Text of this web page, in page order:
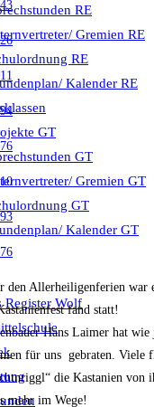
RE
Gremien RE
RE
Kalender RE
GT
GT
Gremien GT
GT
Kalender GT
Register Wolf
den Allerheiligenferien war
fand statt!
Hans Laimer hat wie
für uns gebraten. Viele
die Kastanien von
mehr im Wege!